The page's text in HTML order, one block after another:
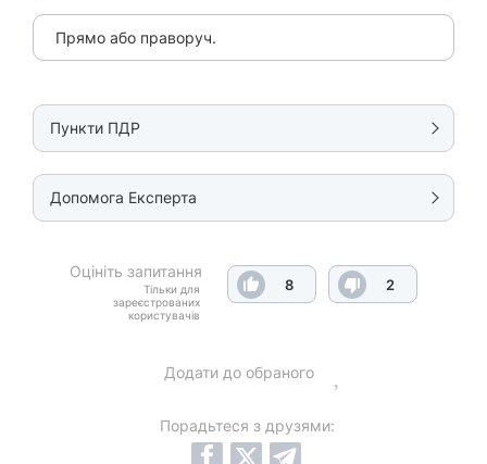
Прямо або праворуч.
Пункти ПДР
Допомога Експерта
Оцініть запитання
Тільки для
зареєстрованих
користувачів
8 2
Додати до обраного
Порадьтеся з друзями: